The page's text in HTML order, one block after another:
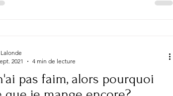
pas faim, alors pourquoi
Lalonde
2021
4 min de lecture